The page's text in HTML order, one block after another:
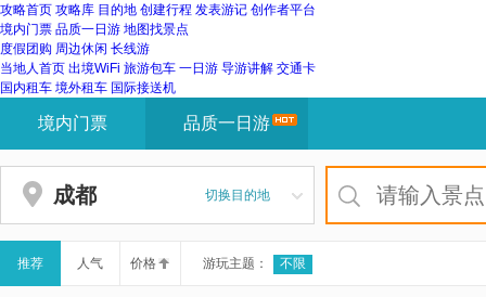
攻略首页 攻略库 目的地 创建行程 发表游记 创作者平台
境内门票 品质一日游 地图找景点
度假团购 周边休闲 长线游
当地人首页 出境WiFi 旅游包车 一日游 导游讲解 交通卡
国内租车 境外租车 国际接送机
您
已
网
站
航
境内门票 品质一日游
成都 切换目的地
推荐 人气 价格 游玩主题： 不限